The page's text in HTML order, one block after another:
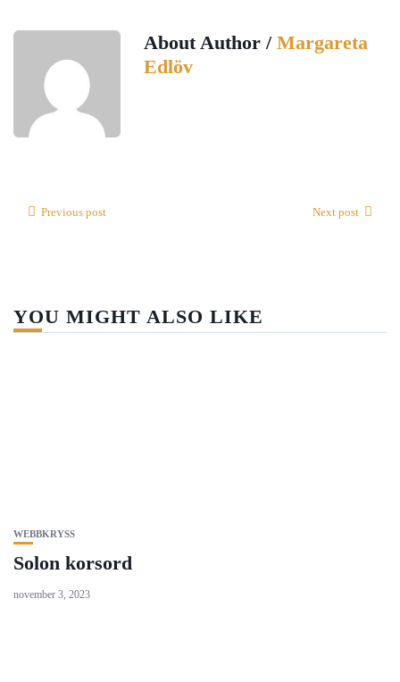
About Author / Margareta
Edlöv
Previous post Next post
YOU MIGHT ALSO LIKE
WEBBKRYSS
Solon korsord
november 3, 2023